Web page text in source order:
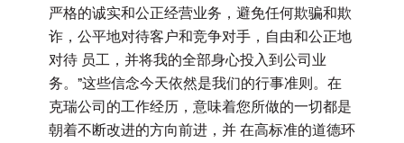
严格的诚实和公正经营业务，避免任何欺骗和欺
诈，公平地对待客户和竞争对手，自由和公正地
对待 员工，并将我的全部身心投入到公司业
务。”这些信念今天依然是我们的行事准则。在
克瑞公司的工作经历，意味着您所做的一切都是
朝着不断改进的方向前进，并 在高标准的道德环